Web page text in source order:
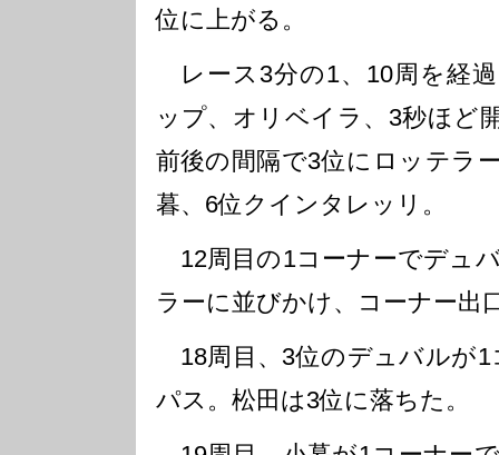
位に上がる。
レース3分の1、10周を経
ップ、オリベイラ、3秒ほど
前後の間隔で3位にロッテラ
暮、6位クインタレッリ。
12周目の1コーナーでデュ
ラーに並びかけ、コーナー出
18周目、3位のデュバルが1
パス。松田は3位に落ちた。